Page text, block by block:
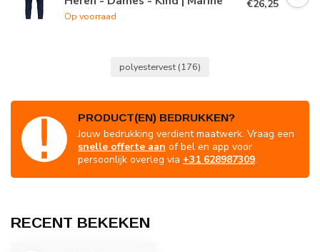
Op voorraad
€26,25
polyestervest (176)
PRODUCT(EN) BEDRUKKEN?
Jouw bedrukking verdient maatwerk. Vraag een
snelle offerte aan of bel en app voor
persoonlijk overleg via +31 628987309.
RECENT BEKEKEN